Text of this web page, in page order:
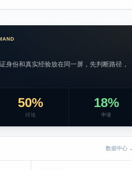
身份和真实经验放在同一屏，先判断路径，
50%
讨论
18%
申请
数据中心